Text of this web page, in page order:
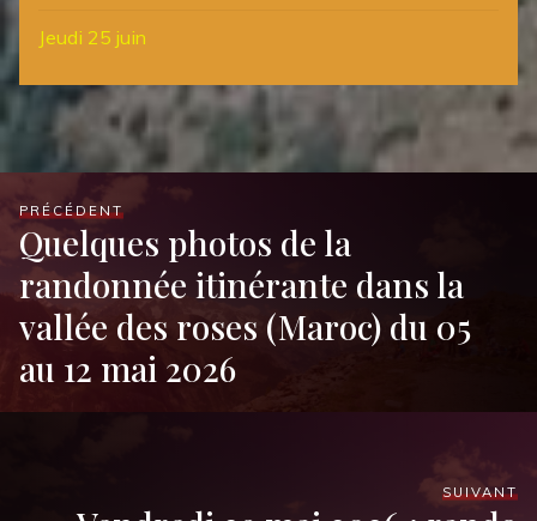
Jeudi 25 juin
PRÉCÉDENT
Quelques photos de la
randonnée itinérante dans la
vallée des roses (Maroc) du 05
au 12 mai 2026
SUIVANT